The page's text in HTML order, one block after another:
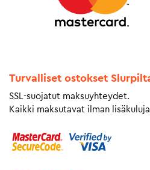
Turvalliset ostokset
SSL-suojatut maksuyhteydet.
Kaikki maksutavat ilman